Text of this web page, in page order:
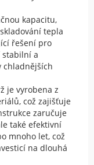
kapacitu,
tepla
řešení pro
a
chladnějších
je vyrobena z
což zajišťuje
zaručuje
také efektivní
mnoho let, což
na dlouhá